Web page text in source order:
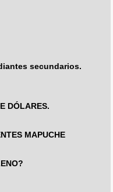
secundarios.
DÓLARES.
MAPUCHE